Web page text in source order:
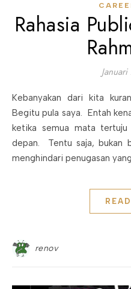
Rahasia
Kebanyakan dari kita kurang menyukai public speaking.
Begitu pula saya. Entah
ketika semua mata
depan. Tentu saja, bukan
menghindari penugasan
renov